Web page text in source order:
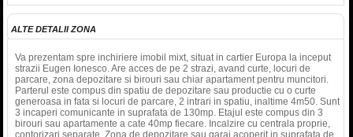
ALTE DETALII ZONA
Va prezentam spre inchiriere imobil mixt, situat in cartier Europa la inceput
strazii Eugen Ionesco. Are acces de pe 2 strazi, avand curte, locuri de
parcare, zona depozitare si birouri sau chiar apartament pentru muncitori.
Parterul este compus din spatiu de depozitare sau productie cu o curte
generoasa in fata si locuri de parcare, 2 intrari in spatiu, inaltime 4m50. Sunt
3 incaperi comunicante in suprafata de 130mp. Etajul este compus din 3
birouri sau apartamente a cate 40mp fiecare. Incalzire cu centrala proprie,
contorizari separate. Zona de depozitare sau garaj acoperit in suprafata de